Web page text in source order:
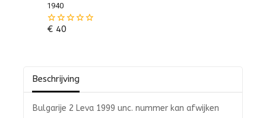
1940
0
€40
Beschrijving
Bulgarije 2 Leva 1999 unc. nummer kan afwijken